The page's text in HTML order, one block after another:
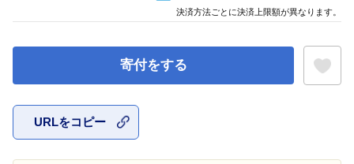
寄付をする
URLをコピー
決済方法ごとに決済上限額が異なります。